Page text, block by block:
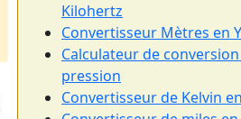
Kilohertz
Convertisseur Mètres en
Calculateur de
pression
Convertisseur de Kelvin